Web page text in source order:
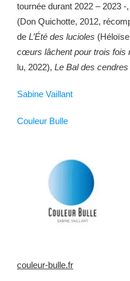
tournée durant 2022 – 2023 -,
(Don Quichotte, 2012,
de L’Été des lucioles
cœurs lâchent pour trois fois
lu, 2022), Le Bal des cendres
Sabine Vaillant
Couleur Bulle
couleur-bulle.fr